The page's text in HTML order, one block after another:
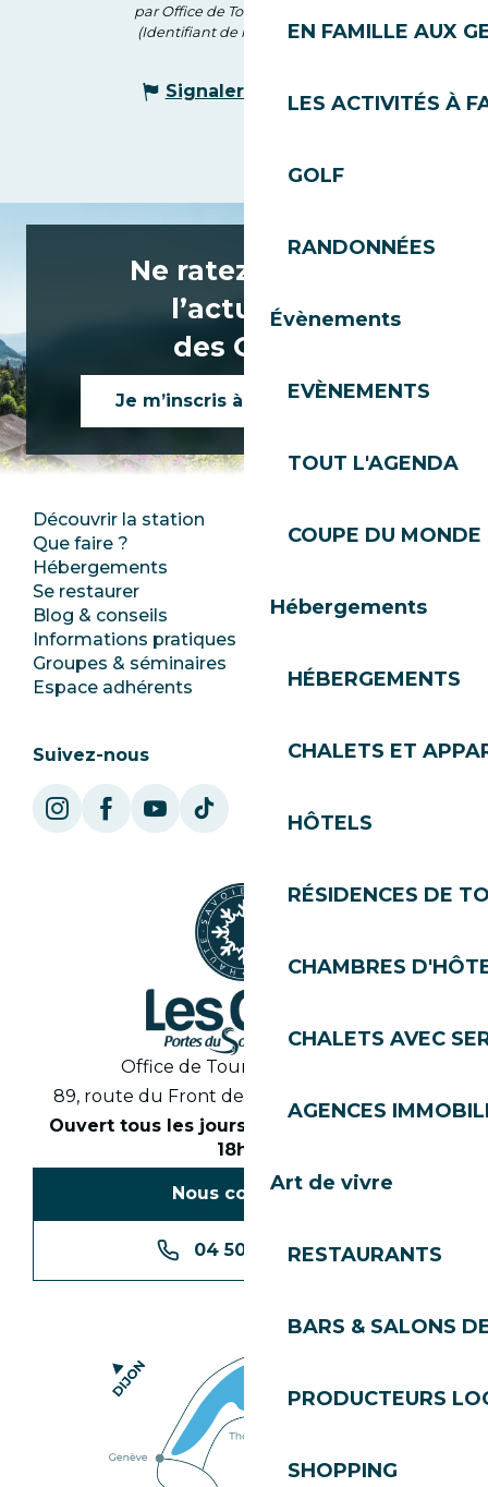
EN FAMILLE AUX
LES ACTIVITÉS À
GOLF
RANDONNÉES
Évènements
EVÈNEMENTS
TOUT L'AGENDA
COUPE DU
Hébergements
HÉBERGEMENTS
CHALETS ET
HÔTELS
RÉSIDENCES DE
CHAMBRES
CHALETS AVEC
AGENCES
Art de vivre
RESTAURANTS
BARS & SALONS
PRODUCTEURS
SHOPPING
par Office de Tourisme des Gets
(Identifiant de l'offre :
7907532)
Signaler une erreur
Ne ratez rien de
l’actualité
des Gets !
Je m’inscris à la newsletter
Découvrir la station
Que faire ?
Hébergements
Se restaurer
Blog & conseils
Informations pratiques
Groupes & séminaires
Espace adhérents
Club Les Gets
Ecotourisme
SoleGets
Les Gets Tourisme
Suivez-nous
Office de Tourisme des Gets
89, route du Front de Neige 74260 Les Gets
Ouvert tous les jours en saison de 8h30 à
18h30
Nous contacter
04 50 74 74 74